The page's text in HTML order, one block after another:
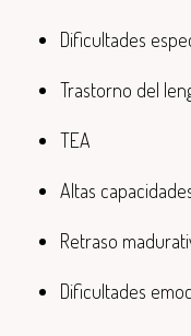
Dificultades
Trastorno del
TEA
Altas
Retraso
Dificultades